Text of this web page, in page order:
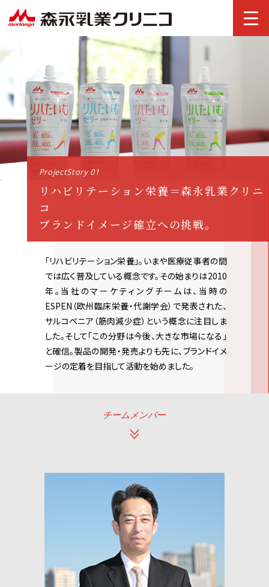
ProjectStory 01
リハビリテーション栄養＝森永乳業クリニ
コ
ブランドイメージ確立への挑戦。
「リハビリテーション栄養」。いまや医療従事者の間
では広く普及している概念です。その始まりは2010
年。当社のマーケティングチームは、当時の
ESPEN（欧州臨床栄養・代謝学会）で発表された、
サルコペニア（筋肉減少症）という概念に注目しま
した。そして「この分野は今後、大きな市場になる」
と確信。製品の開発・発売よりも先に、ブランドイメ
ージの定着を目指して活動を始めました。
チームメンバー